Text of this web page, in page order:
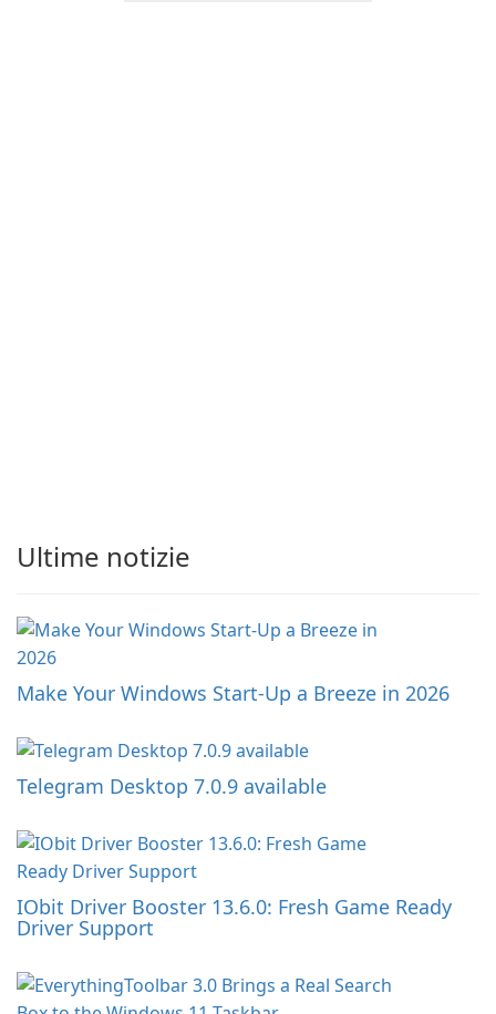
Ultime notizie
Make Your Windows Start-Up a Breeze in 2026
Telegram Desktop 7.0.9 available
IObit Driver Booster 13.6.0: Fresh Game Ready
Driver Support